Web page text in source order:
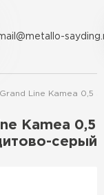
Line Kamea 0,5
Kamea 0,5
серый
Контакты